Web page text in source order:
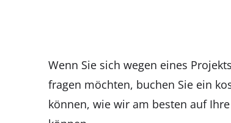
Wenn Sie sich wegen eines
fragen möchten, buchen Sie ein
können, wie wir am besten auf